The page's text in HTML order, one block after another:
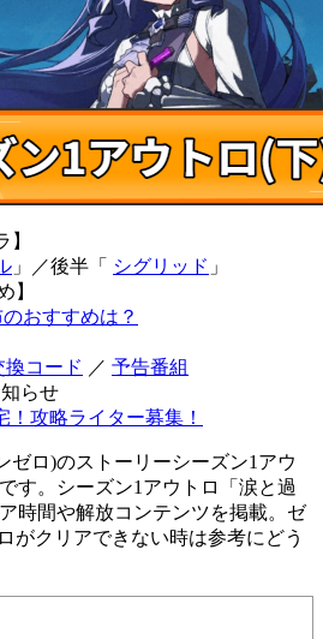
】
」 ／後半「 シグリッド 」
】
おすすめは？
換コード ／ 予告番組
らせ
攻略ライター募集！
ゼロ)のストーリーシーズン1アウ
す。シーズン1アウトロ「涙と過
時間や解放コンテンツを掲載。ゼ
がクリアできない時は参考にどう